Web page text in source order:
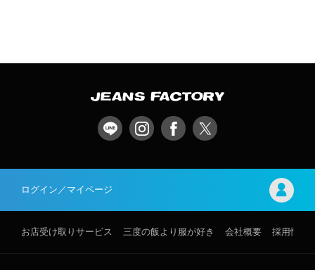
ログイン／マイページ
お店受け取りサービス 三度の飯より服が好き 会社概要 採用情報